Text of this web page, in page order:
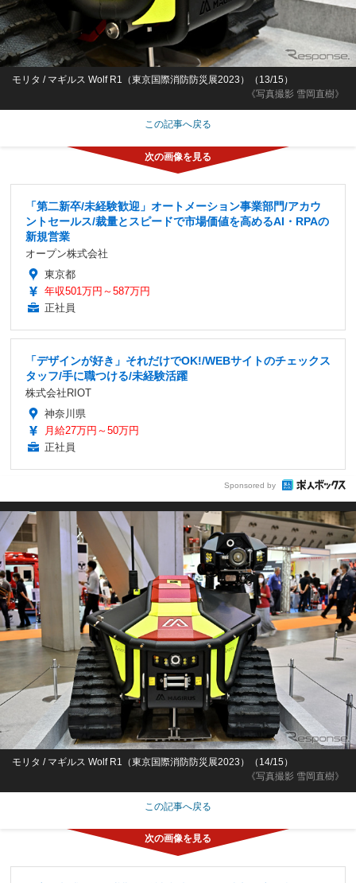
《写真撮影 雪岡直樹》
モリタ / マギルス Wolf R1（東京国際消防防災展2023）（13/15）
この記事へ戻る
「第二新卒/未経験歓迎」オートメーション事業部門/アカウ
ントセールス/裁量とスピードで市場価値を高めるAI・RPAの
新規営業
オープン株式会社
東京都
年収501万円～587万円
正社員
「デザインが好き」それだけでOK!/WEBサイトのチェックス
タッフ/手に職つける/未経験活躍
株式会社RIOT
神奈川県
月給27万円～50万円
正社員
Sponsored by
《写真撮影 雪岡直樹》
モリタ / マギルス Wolf R1（東京国際消防防災展2023）（14/15）
この記事へ戻る